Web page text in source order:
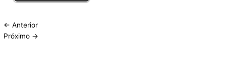
← Anterior
Próximo →